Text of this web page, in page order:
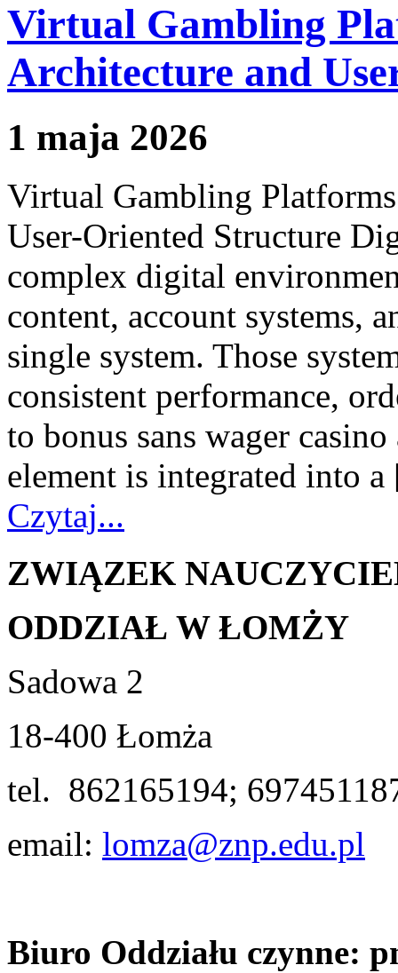
Virtual Gambling
Architecture and
1 maja 2026
Virtual Gambling
User-Oriented Structure
complex digital
content, account systems,
single system. Those
consistent performance,
to bonus sans wager
element is integrated into
Czytaj...
ZWIĄZEK
ODDZIAŁ W ŁOMŻY
Sadowa 2
18-400 Łomża
tel. 862165194;
email: lomza@znp.edu.pl
Biuro Oddziału czynne: